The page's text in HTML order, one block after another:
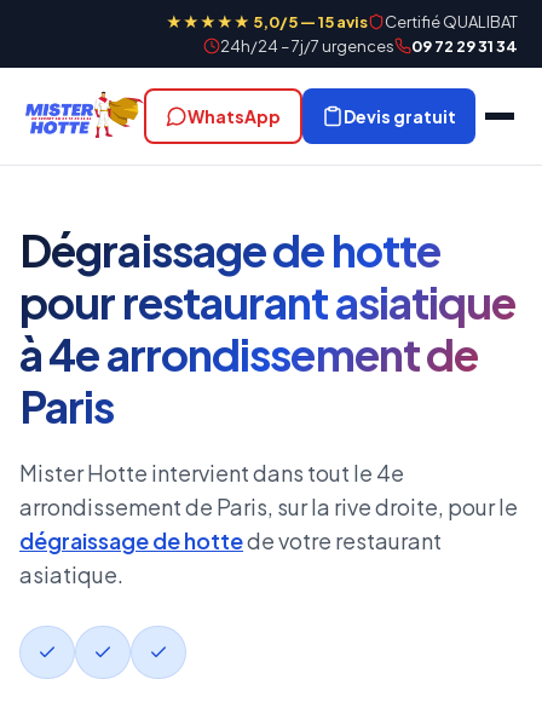
★★★★★ 5,0/5 — 15 avis
Certifié QUALIBAT
24h/24 – 7j/7 urgences
09 72 29 31 34
WhatsApp Devis gratuit
Dégraissage de hotte
pour restaurant asiatique
à 4e arrondissement de
Paris
Mister Hotte intervient dans tout le 4e
arrondissement de Paris, sur la rive droite, pour le
dégraissage de hottede votre restaurant
asiatique.